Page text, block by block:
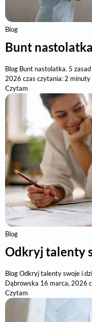
Blog
Bunt nastolatka
Blog Bunt nastolatka. 5
2026 czas czytania: 2 minuty
Czytam
Blog
Odkryj talenty
Blog Odkryj talenty swoje i
Dąbrowska 16 marca, 2026
Czytam